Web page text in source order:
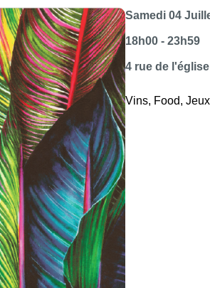
Samedi 04
18h00 - 23h59
4 rue de l'église
Vins, Food,